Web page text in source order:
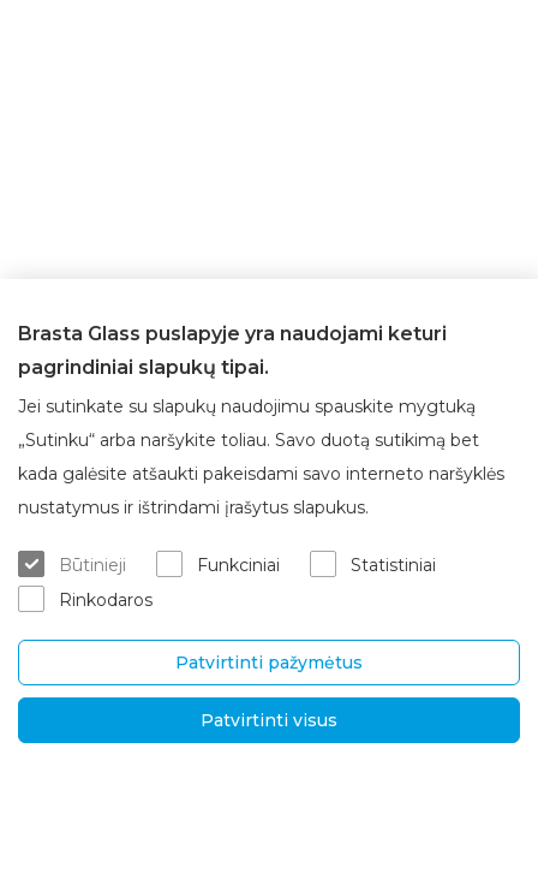
Apie Brasta Glass
Apie mus
Karjera
Kontaktai
Klientų aptarnavimas
Matavimas/konsultacija
Garantinis/ pogarantinis aptar
navimas
Pristatymas ir grąžinimas
Brasta Glass puslapyje yra naudojami keturi
pagrindiniai slapukų tipai.
Jei sutinkate su slapukų naudojimu spauskite mygtuką
„Sutinku“ arba naršykite toliau. Savo duotą sutikimą bet
kada galėsite atšaukti pakeisdami savo interneto naršyklės
nustatymus ir ištrindami įrašytus slapukus.
Būtinieji Funkciniai
Statistiniai
Rinkodaros
Patvirtinti pažymėtus
Patvirtinti visus